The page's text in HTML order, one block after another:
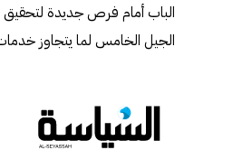
الباب أمام فرص جديدة لتحقيق
الجيل الخامس لما يتجاوز